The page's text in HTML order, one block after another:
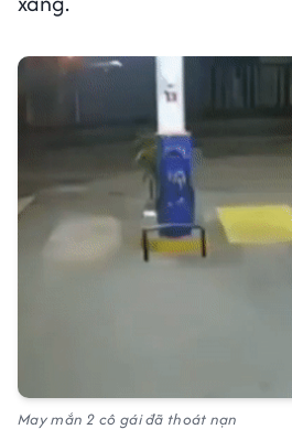
May mắn 2 cô gái đã thoát nạn